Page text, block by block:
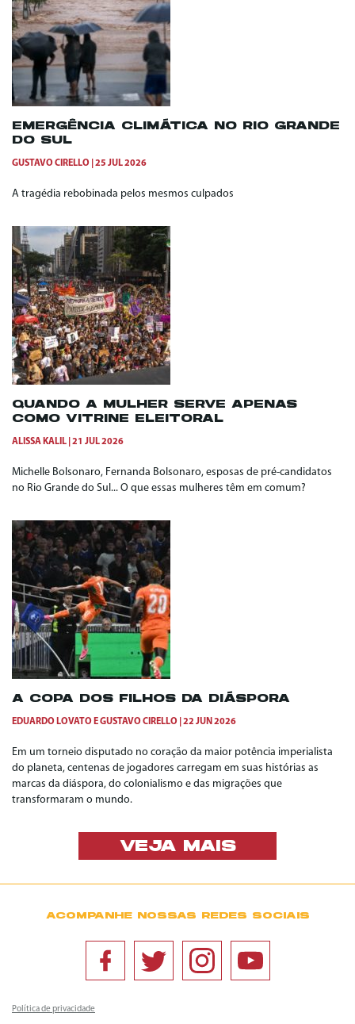
EMERGÊNCIA CLIMÁTICA NO RIO GRANDE
DO SUL
GUSTAVO CIRELLO 25 JUL 2026
A tragédia rebobinada pelos mesmos culpados
QUANDO A MULHER SERVE APENAS
COMO VITRINE ELEITORAL
ALISSA KALIL 21 JUL 2026
Michelle Bolsonaro, Fernanda Bolsonaro, esposas de pré-candidatos
no Rio Grande do Sul... O que essas mulheres têm em comum?
A COPA DOS FILHOS DA DIÁSPORA
EDUARDO LOVATO EGUSTAVO CIRELLO 22 JUN 2026
Em um torneio disputado no coração da maior potência imperialista
do planeta, centenas de jogadores carregam em suas histórias as
marcas da diáspora, do colonialismo e das migrações que
transformaram o mundo.
VEJA MAIS
ACOMPANHE NOSSAS REDES SOCIAIS
Política de privacidade